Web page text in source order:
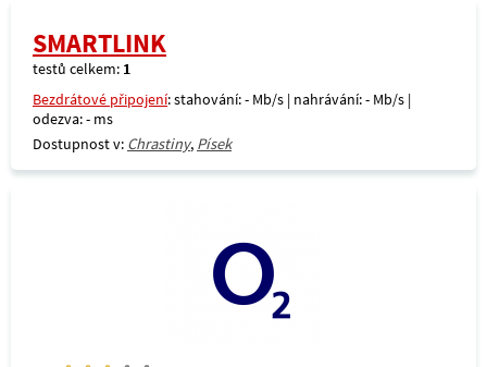
SMARTLINK
testů celkem: 1
Bezdrátové připojení: stahování: - Mb/s | nahrávání: - Mb/s |
odezva: - ms
Dostupnost v: Chrastiny, Písek